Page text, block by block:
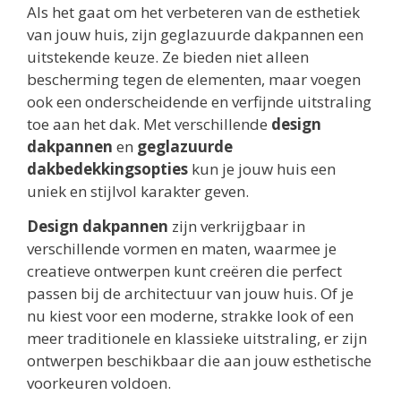
Als het gaat om het verbeteren van de esthetiek
van jouw huis, zijn geglazuurde dakpannen een
uitstekende keuze. Ze bieden niet alleen
bescherming tegen de elementen, maar voegen
ook een onderscheidende en verfijnde uitstraling
toe aan het dak. Met verschillende design
dakpannen en geglazuurde
dakbedekkingsopties kun je jouw huis een
uniek en stijlvol karakter geven.
Design dakpannen zijn verkrijgbaar in
verschillende vormen en maten, waarmee je
creatieve ontwerpen kunt creëren die perfect
passen bij de architectuur van jouw huis. Of je
nu kiest voor een moderne, strakke look of een
meer traditionele en klassieke uitstraling, er zijn
ontwerpen beschikbaar die aan jouw esthetische
voorkeuren voldoen.